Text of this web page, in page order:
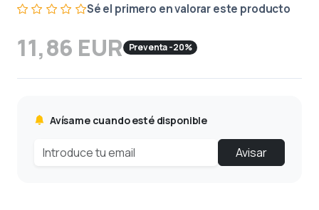
Sé el primero en valorar este producto
11,86 EUR Preventa -20%
Avísame cuando esté disponible
Avisar